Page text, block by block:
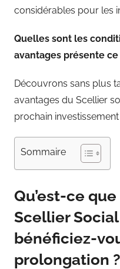
considérables pour les
Quelles sont les
avantages présente
Découvrons sans plus
avantages du Scellier
prochain
Sommaire
Qu’est-ce
Scellier
bénéficiez-
prolongation ?